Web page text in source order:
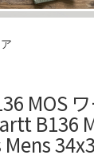
MOS
B136